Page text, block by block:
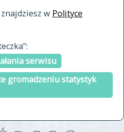
w Polityce
serwisu
gromadzeniu statystyk
a tergo